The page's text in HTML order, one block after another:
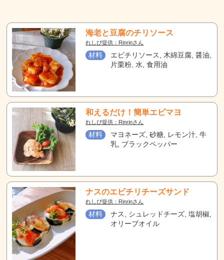
海老と豆腐のチリソース
れしぴ提供：Rinrinさん
材料
エビチリソース, 木綿豆腐, 醤油,
片栗粉, 水, 食用油
和えるだけ！簡単エビマヨ
れしぴ提供：Rinrinさん
材料
マヨネーズ, 砂糖, レモン汁, 牛
乳, ブラックペッパー
ナスのエビチリチーズサンド
れしぴ提供：Rinrinさん
材料
ナス, シュレッドチーズ, 塩胡椒,
オリーブオイル